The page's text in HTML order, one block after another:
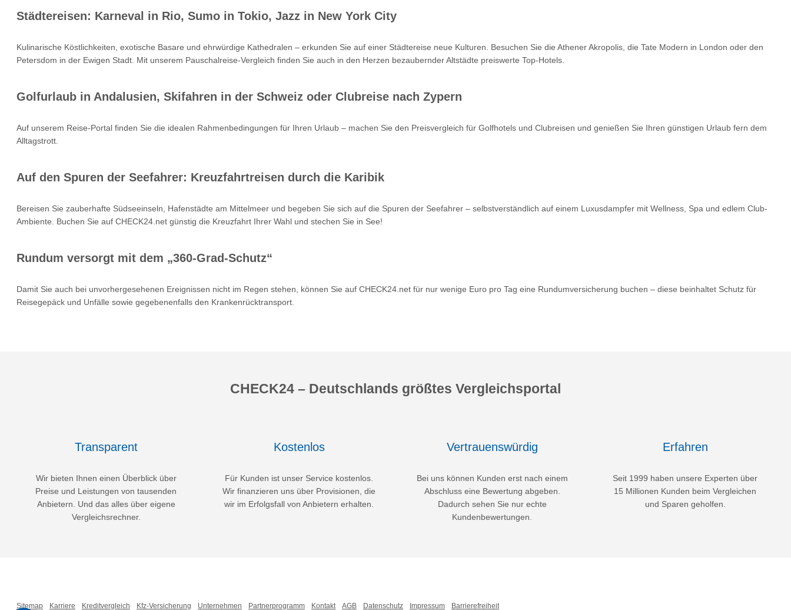
Städtereisen: Karneval in Rio, Sumo in Tokio, Jazz in New York City
Kulinarische Köstlichkeiten, exotische Basare und ehrwürdige Kathedralen – erkunden Sie auf einer Städtereise neue Kulturen. Besuchen Sie die Athener Akropolis, die Tate Modern in London oder den
Petersdom in der Ewigen Stadt. Mit unserem Pauschalreise-Vergleich finden Sie auch in den Herzen bezaubernder Altstädte preiswerte Top-Hotels.
Golfurlaub in Andalusien, Skifahren in der Schweiz oder Clubreise nach Zypern
Auf unserem Reise-Portal finden Sie die idealen Rahmenbedingungen für Ihren Urlaub – machen Sie den Preisvergleich für Golfhotels und Clubreisen und genießen Sie Ihren günstigen Urlaub fern dem
Alltagstrott.
Auf den Spuren der Seefahrer: Kreuzfahrtreisen durch die Karibik
Bereisen Sie zauberhafte Südseeinseln, Hafenstädte am Mittelmeer und begeben Sie sich auf die Spuren der Seefahrer – selbstverständlich auf einem Luxusdampfer mit Wellness, Spa und edlem Club-
Ambiente. Buchen Sie auf CHECK24.net günstig die Kreuzfahrt Ihrer Wahl und stechen Sie in See!
Rundum versorgt mit dem „360-Grad-Schutz“
Damit Sie auch bei unvorhergesehenen Ereignissen nicht im Regen stehen, können Sie auf CHECK24.net für nur wenige Euro pro Tag eine Rundumversicherung buchen – diese beinhaltet Schutz für
Reisegepäck und Unfälle sowie gegebenenfalls den Krankenrücktransport.
CHECK24 – Deutschlands größtes Vergleichsportal
Transparent
Wir bieten Ihnen einen Überblick über
Preise und Leistungen von tausenden
Anbietern. Und das alles über eigene
Vergleichsrechner.
Kostenlos
Für Kunden ist unser Service kostenlos.
Wir finanzieren uns über Provisionen, die
wir im Erfolgsfall von Anbietern erhalten.
Vertrauenswürdig
Bei uns können Kunden erst nach einem
Abschluss eine Bewertung abgeben.
Dadurch sehen Sie nur echte
Kundenbewertungen.
Erfahren
Seit 1999 haben unsere Experten über
15 Millionen Kunden beim Vergleichen
und Sparen geholfen.
Sitemap Karriere Kreditvergleich Kfz-Versicherung Unternehmen Partnerprogramm Kontakt AGB Datenschutz Impressum Barrierefreiheit